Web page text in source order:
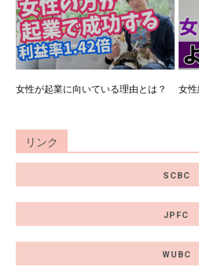
女性が起業に向いている理由とは？ 女
リンク
SCBC
JPFC
WUBC